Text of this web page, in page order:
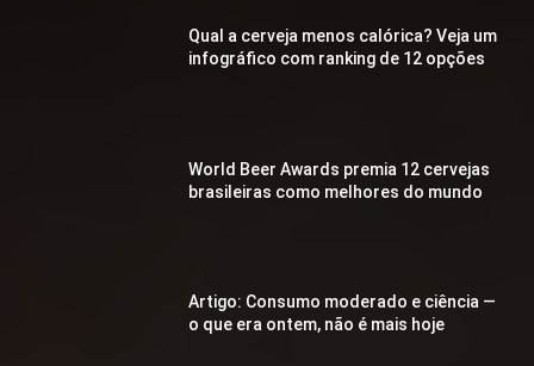
Qual a cerveja menos calórica? Veja um
infográfico com ranking de 12 opções
World Beer Awards premia 12 cervejas
brasileiras como melhores do mundo
Artigo: Consumo moderado e ciência —
o que era ontem, não é mais hoje